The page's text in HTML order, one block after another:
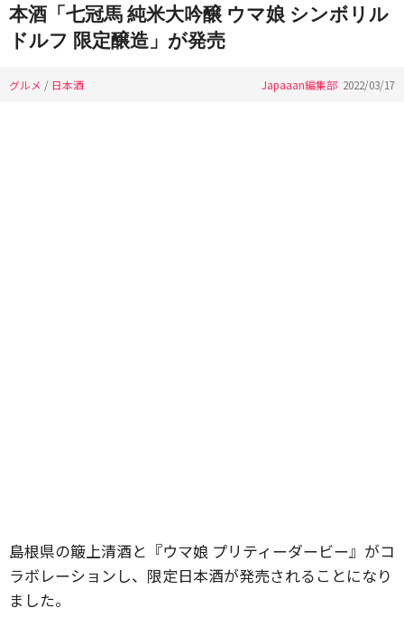
本酒「七冠馬 純米大吟醸 ウマ娘 シンボリル
ドルフ 限定醸造」が発売
グルメ / 日本酒 Japaaan編集部 2022/03/17
島根県の簸上清酒と『ウマ娘 プリティーダービー』がコ
ラボレーションし、限定日本酒が発売されることになり
ました。